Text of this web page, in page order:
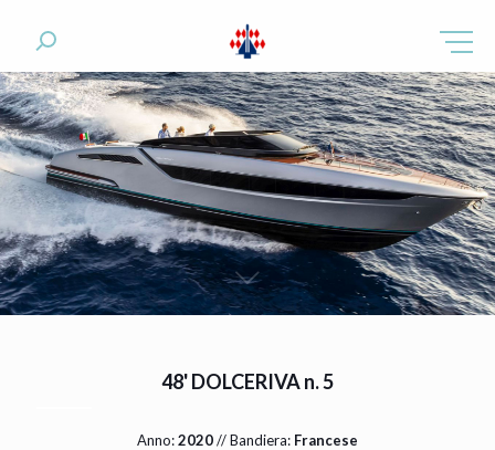
48' DOLCERIVA n. 5
Anno:2020// Bandiera: Francese